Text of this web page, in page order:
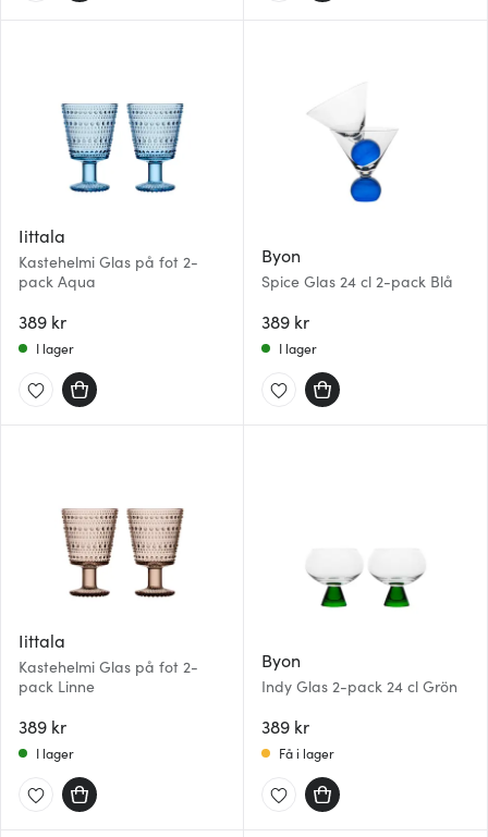
Iittala
Kastehelmi Glas på fot 2-
pack Aqua
389 kr
I lager
Byon
Spice Glas 24 cl 2-pack Blå
389 kr
I lager
Iittala
Kastehelmi Glas på fot 2-
pack Linne
389 kr
I lager
Byon
Indy Glas 2-pack 24 cl Grön
389 kr
Få i lager